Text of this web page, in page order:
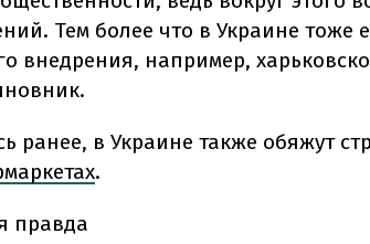
Тем более что в Украине тоже
внедрения, например,
ранее, в Украине также обяжут
.
правда